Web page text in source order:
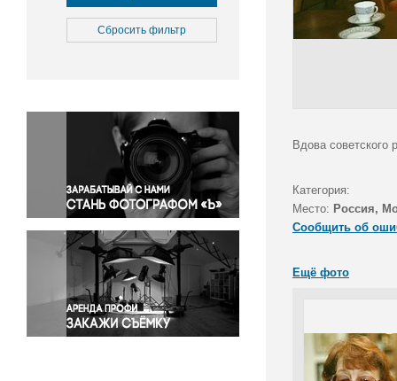
Культура
Медицина
Окружающая среда
Политика
Правосудие
Происшествия и конфликты
Религия
Светская жизнь
Спорт
Экология
Экономика и бизнес
Сбросить фильтр
Вдова
Категория:
Место: Россия,
Сообщить об
Ещё фото